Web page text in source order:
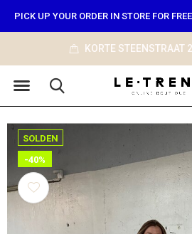
STEENSTRAAT 27, KORTRIJK
PICK UP YOUR ORDER IN STORE FOR FREE
SOLDEN
-40%